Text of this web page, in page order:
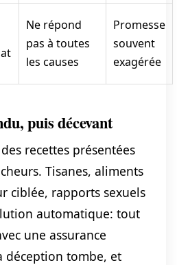
Ne répond
pas à toutes
les causes
Promesse
souvent
exagérée
puis décevant
recettes présentées
Tisanes, aliments
ciblée, rapports sexuels
automatique: tout
une assurance
déception tombe, et